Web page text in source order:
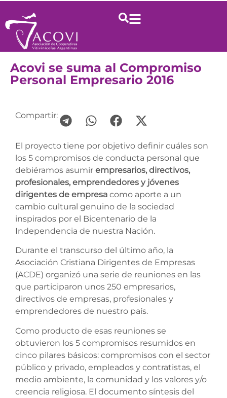
Acovi se suma al Compromiso
Personal Empresario 2016
Compartir:
El proyecto tiene por objetivo definir cuáles son
los 5 compromisos de conducta personal que
debiéramos asumir empresarios, directivos,
profesionales, emprendedores y jóvenes
dirigentes de empresa como aporte a un
cambio cultural genuino de la sociedad
inspirados por el Bicentenario de la
Independencia de nuestra Nación.
Durante el transcurso del último año, la
Asociación Cristiana Dirigentes de Empresas
(ACDE) organizó una serie de reuniones en las
que participaron unos 250 empresarios,
directivos de empresas, profesionales y
emprendedores de nuestro país.
Como producto de esas reuniones se
obtuvieron los 5 compromisos resumidos en
cinco pilares básicos: compromisos con el sector
público y privado, empleados y contratistas, el
medio ambiente, la comunidad y los valores y/o
creencia religiosa. El documento síntesis del